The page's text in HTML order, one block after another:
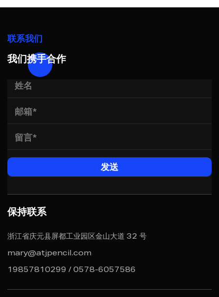
联系我们
我们携手合作
保持联系
浙江省庆元县屏都工业园区金山大道 32 号
mary@atjpencil.com
19857810299 / 0578-6057586